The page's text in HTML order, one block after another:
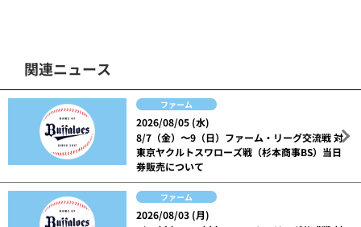
関連ニュース
ファーム
2026/08/05 (水)
8/7（金）〜9（日）ファーム・リーグ交流戦 対
東京ヤクルトスワローズ戦（杉本商事BS）当日
券販売について
ファーム
2026/08/03 (月)